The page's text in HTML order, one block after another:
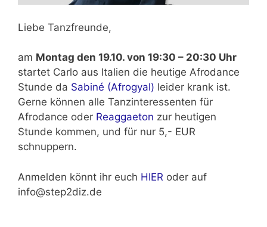
Liebe Tanzfreunde,
am Montag den 19.10. von 19:30 – 20:30 Uhr
startet Carlo aus Italien die heutige Afrodance
Stunde da Sabiné (Afrogyal) leider krank ist.
Gerne können alle Tanzinteressenten für
Afrodance oder Reaggaeton zur heutigen
Stunde kommen, und für nur 5,- EUR
schnuppern.
Anmelden könnt ihr euch HIER oder auf
info@step2diz.de